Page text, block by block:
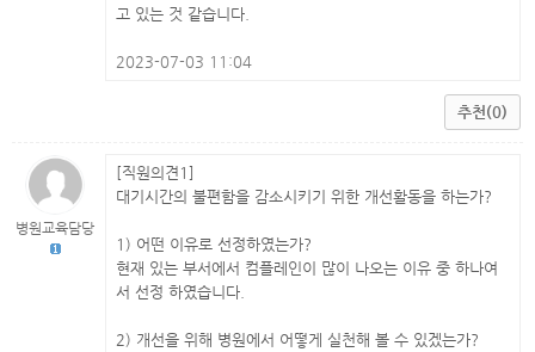
고 있는 것 같습니다.
2023-07-03 11:04
추천(0)
병원교육담당
[직원의견1]
대기시간의 불편함을 감소시키기 위한 개선활동을 하는가?
1) 어떤 이유로 선정하였는가?
현재 있는 부서에서 컴플레인이 많이 나오는 이유 중 하나여
서 선정 하였습니다.
2) 개선을 위해 병원에서 어떻게 실천해 볼 수 있겠는가?